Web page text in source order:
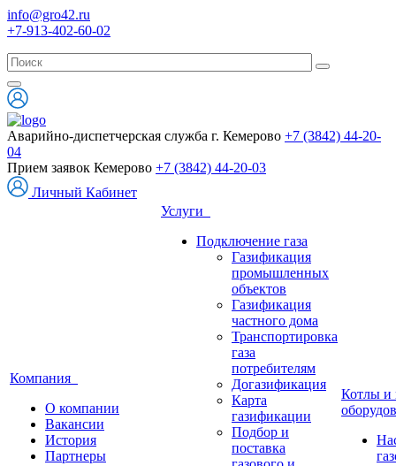
info@gro42.ru
+7-913-402-60-02
Аварийно-диспетчерская служба г. Кемерово +7 (3842) 44-20-
04
Прием заявок Кемерово +7 (3842) 44-20-03
Личный Кабинет
Компания
О компании
Вакансии
История
Партнеры
Услуги
Подключение газа
Газификация
промышленных
объектов
Газификация
частного дома
Транспортировка
газа
потребителям
Догазификация
Карта
газификации
Подбор и
поставка
Котлы и